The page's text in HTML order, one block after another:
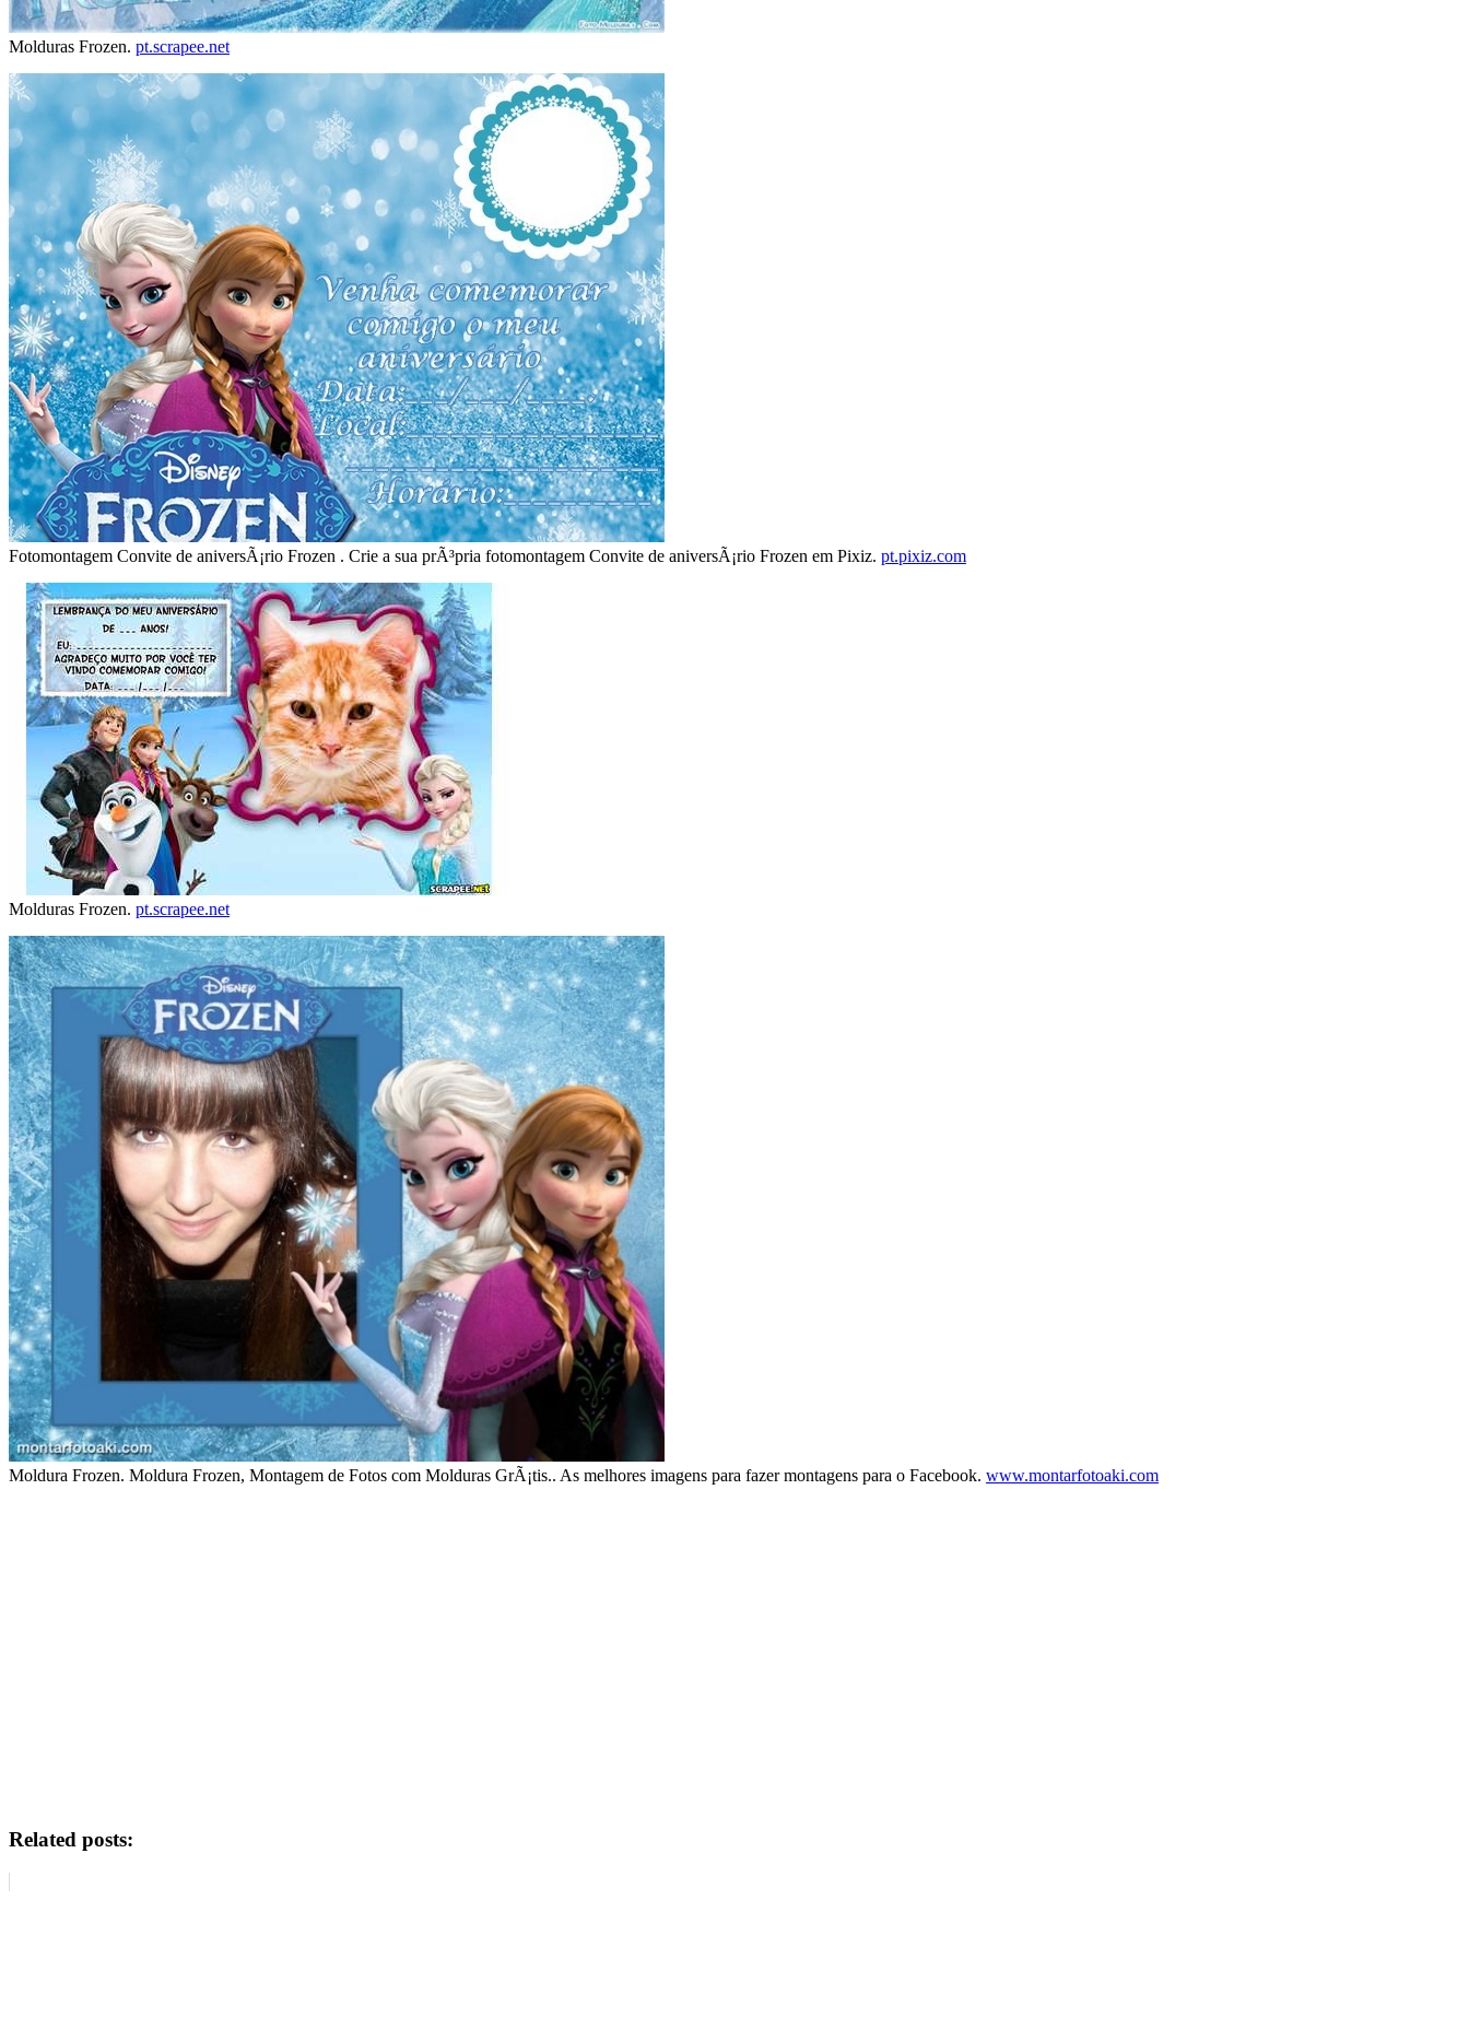
Molduras Frozen. pt.scrapee.net
Fotomontagem Convite de aniversÃ¡rio Frozen . Crie a sua prÃ³pria fotomontagem Convite de aniversÃ¡rio Frozen em Pixiz. pt.pixiz.com
Molduras Frozen. pt.scrapee.net
Moldura Frozen. Moldura Frozen, Montagem de Fotos com Molduras GrÃ¡tis.. As melhores imagens para fazer montagens para o Facebook. www.montarfotoaki.com
Related posts: